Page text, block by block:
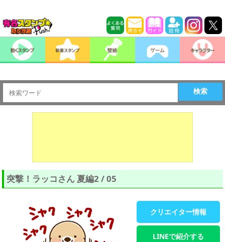
検索
突撃！ラッコさん 夏編2 / 05
クリエイター情報
LINEで紹介する